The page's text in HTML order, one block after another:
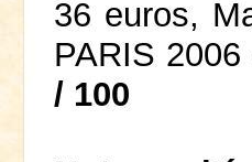
36 euros,
PARIS
/ 100